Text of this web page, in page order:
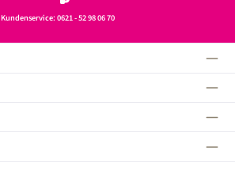
Kundenservice: 0621 - 52 98 06 70